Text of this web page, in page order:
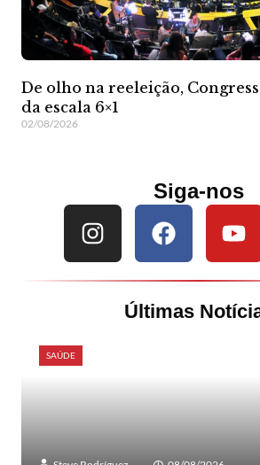
De olho na reeleição,
da escala 6×1
02/08/2026
Siga-nos
Últimas
SAÚDE